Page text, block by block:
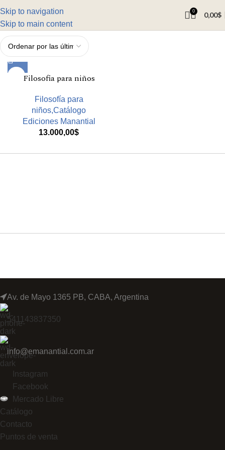
Skip to navigation
Skip to main content
0 0,00$
Filosofia para niños
Filosofía para
niños,Catálogo
Ediciones Manantial
13.000,00$
Av. de Mayo 1365 PB, CABA, Argentina
541143837350
info@emanantial.com.ar
Instagram
Facebook
Mercado Libre
Catálogo
Contacto
Puntos de venta